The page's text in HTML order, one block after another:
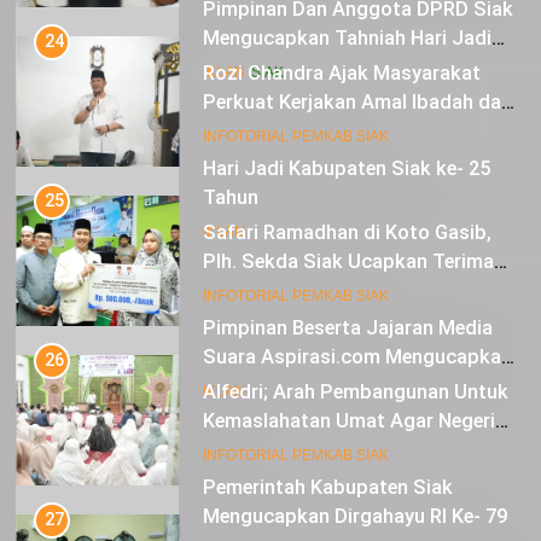
Hari Jadi Kabupaten Siak ke- 25
Tahun
IKLAN
Pimpinan Beserta Jajaran Media
Suara Aspirasi.com Mengucapkan
Selamat HUT RI Ke-79
IKLAN
13
Pemerintah Kabupaten Siak
Mengucapkan Dirgahayu RI Ke- 79
IKLAN
14
Selamat Hari Jadi Kabupaten
Bengkalis Ke- 512
25
Safari Ramadhan di Koto Gasib,
Plh. Sekda Siak Ucapkan Terima
Kasih Atas Bantuan Untuk Warga
INFOTORIAL PEMKAB SIAK
26
Alfedri; Arah Pembangunan Untuk
Kemaslahatan Umat Agar Negeri
Mendapat Berkah
INFOTORIAL PEMKAB SIAK
27
Safari Ramadan di Kampung Teluk
Merbau, Bupati Alfedri Tekankan
Pentingnya Zakat
INFOTORIAL PEMKAB SIAK
28